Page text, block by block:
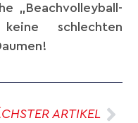
„Beachvolleyball-
schlechten
ARTIKEL